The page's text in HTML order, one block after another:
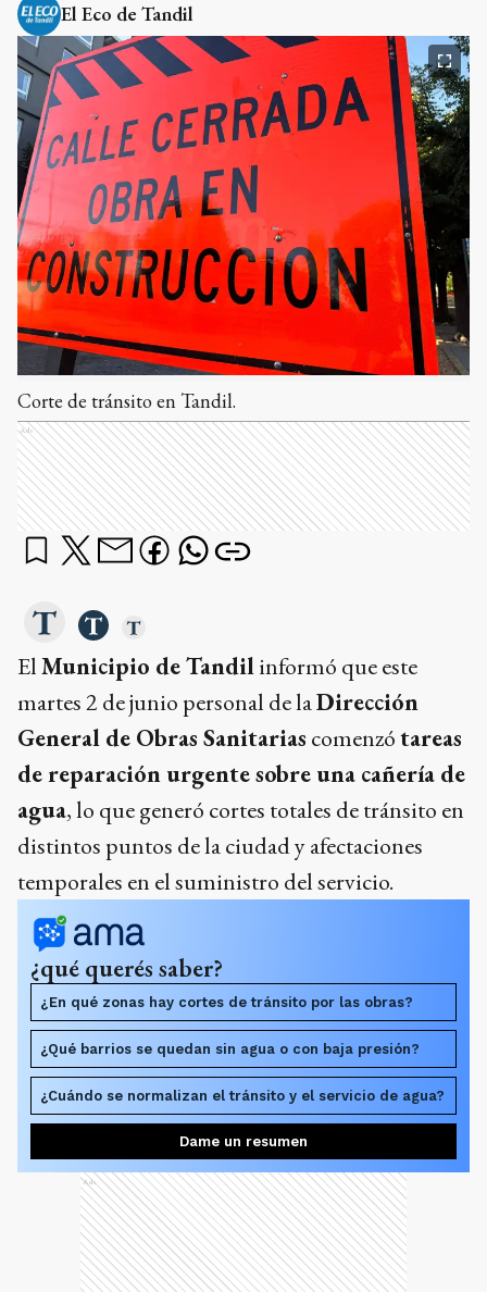
El Eco de Tandil
Corte de tránsito en Tandil.
Ads
ElMunicipio de Tandilinformó que este
martes 2 de junio personal de laDirección
General de Obras Sanitarias comenzótareas
de reparación urgente sobre una cañería de
agua, lo que generó cortes totales de tránsito en
distintos puntos de la ciudad y afectaciones
temporales en el suministro del servicio.
¿qué querés saber?
¿En qué zonas hay cortes de tránsito por las obras?
¿Qué barrios se quedan sin agua o con baja presión?
¿Cuándo se normalizan el tránsito y el servicio de agua?
Dame un resumen
Ads